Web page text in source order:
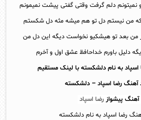
نمیتونم دلم گرفت وقتی گفتی پیشت نمیمونم
که من نیستم دل تو هم میشه مثه دل شکستم
من بعد تو هیشکیو نخواست دیگه این دل من
دلیل باورم خداحافظ عشق اول و آخرم
اسپاد به نام دلشکسته با لینک مستقیم
آهنگ رضا اسپاد – دلشکسته
آهنگ پیشواز رضا اسپاد
رضا اسپاد به نام دلشکسته